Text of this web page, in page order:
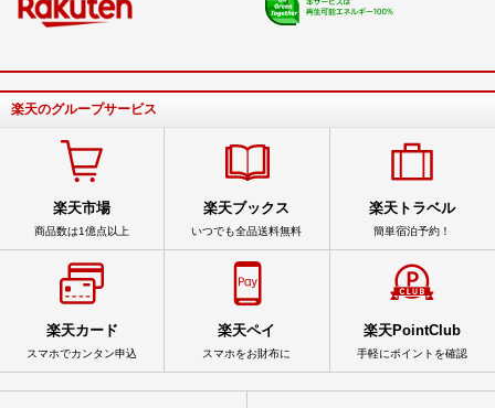
楽天のグループサービス
楽天市場
商品数は1億点以上
楽天ブックス
いつでも全品送料無料
楽天トラベル
簡単宿泊予約！
楽天カード
スマホでカンタン申込
楽天ペイ
スマホをお財布に
楽天PointClub
手軽にポイントを確認